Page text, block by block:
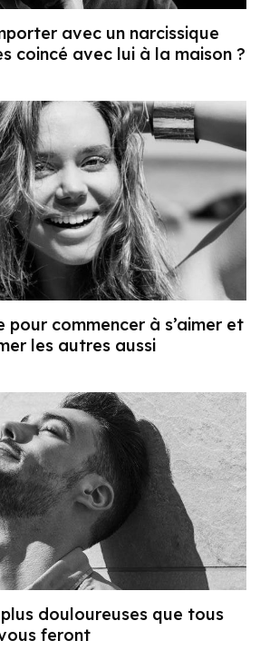
avec un narcissique
coincé avec lui à la maison ?
pour commencer à s’aimer et
les autres aussi
douloureuses que tous
feront